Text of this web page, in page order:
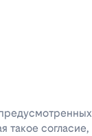
такое согласие,